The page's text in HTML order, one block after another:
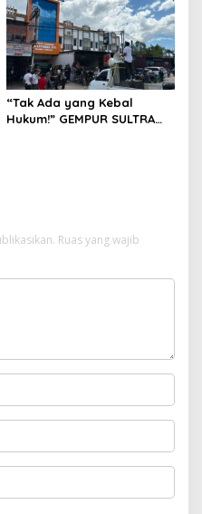
“Tak Ada yang Kebal
Hukum!” GEMPUR SULTRA
Ruas yang wajib